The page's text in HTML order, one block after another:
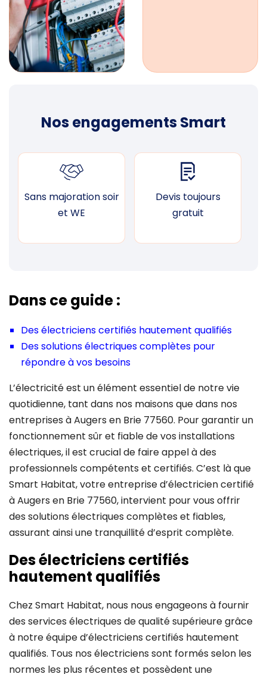
Nos engagements Smart
Sans majoration soir
et WE
Devis toujours
gratuit
Dans ce guide :
Des électriciens certifiés hautement qualifiés
Des solutions électriques complètes pour
répondre à vos besoins
L’électricité est un élément essentiel de notre vie
quotidienne, tant dans nos maisons que dans nos
entreprises à Augers en Brie 77560. Pour garantir un
fonctionnement sûr et fiable de vos installations
électriques, il est crucial de faire appel à des
professionnels compétents et certifiés. C’est là que
Smart Habitat, votre entreprise d’électricien certifié
à Augers en Brie 77560, intervient pour vous offrir
des solutions électriques complètes et fiables,
assurant ainsi une tranquillité d’esprit complète.
Des électriciens certifiés
hautement qualifiés
Chez Smart Habitat, nous nous engageons à fournir
des services électriques de qualité supérieure grâce
à notre équipe d’électriciens certifiés hautement
qualifiés. Tous nos électriciens sont formés selon les
normes les plus récentes et possèdent une